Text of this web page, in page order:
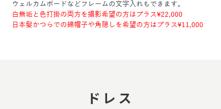
ウェルカムボードなどフレームの文字入れもできます。
白無垢と色打掛の両方を撮影希望の方はプラス¥22,000
日本髪かつらでの綿帽子や角隠しを希望の方はプラス¥11,000
ドレス